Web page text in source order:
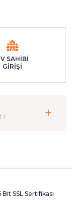
SAHİBİ
GİRİŞİ
SSL Sertifikası